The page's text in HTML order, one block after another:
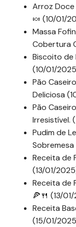
Arroz Doce
🍬 (10/01/
Massa
Cobertura
Biscoito de
(10/01/
Pão
Deliciosa
Pão
Irresistível.
Pudim de
Sobremesa
Receita de
(13/01/
Receita de
🍕🍴 (13/
Receita
(15/01/